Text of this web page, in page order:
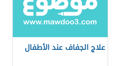
علاج الجفاف عند الأطفال